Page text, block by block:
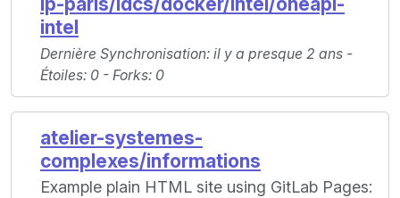
intel
Dernière Synchronisation: il y a presque 2 ans -
Étoiles: 0 - Forks: 0
atelier-systemes-
complexes/informations
Example plain HTML site using GitLab Pages: